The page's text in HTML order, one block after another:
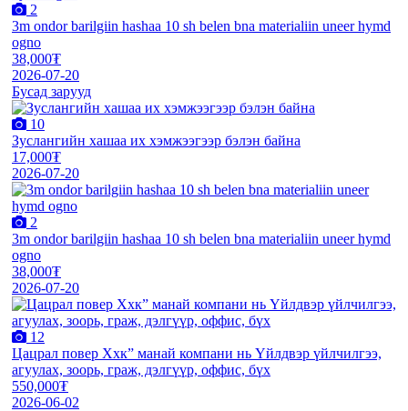
2
3m ondor barilgiin hashaa 10 sh belen bna materialiin uneer hymd
ogno
38,000₮
2026-07-20
Бусад зарууд
10
Зуслангийн хашаа их хэмжээгээр бэлэн байна
17,000₮
2026-07-20
2
3m ondor barilgiin hashaa 10 sh belen bna materialiin uneer hymd
ogno
38,000₮
2026-07-20
12
Цацрал повер Ххк” манай компани нь Үйлдвэр үйлчилгээ,
агуулах, зоорь, граж, дэлгүүр, оффис, бүх
550,000₮
2026-06-02